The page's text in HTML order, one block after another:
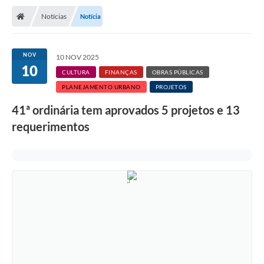
Notícias Notícia
NOV
10
10 NOV 2025
CULTURA FINANÇAS OBRAS PÚBLICAS
PLANEJAMENTO URBANO PROJETOS
41ª ordinária tem aprovados 5 projetos e 13
requerimentos